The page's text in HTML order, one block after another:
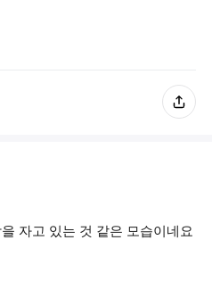
자고 있는 것 같은 모습이네요